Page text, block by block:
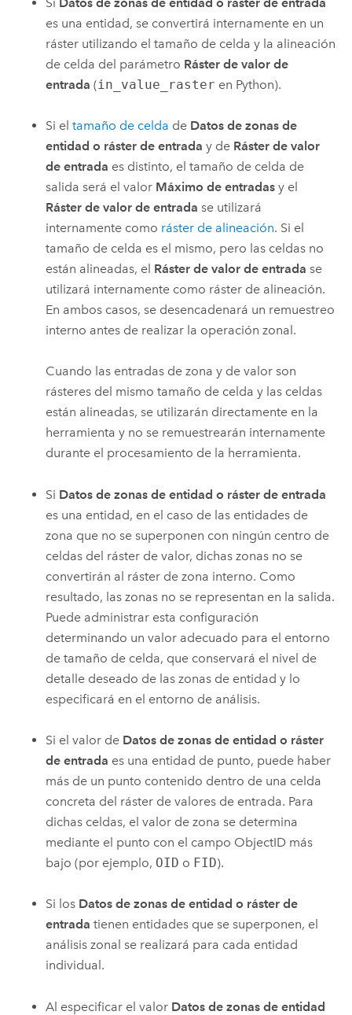
es una entidad, se convertirá internamente en un
ráster utilizando el tamaño de celda y la alineación
de celda del parámetro Ráster de valor de
entrada (in_value_raster en Python).
Si eltamaño de celda de Datos de zonas de
entidad o ráster de entrada y de Ráster de valor
de entrada es distinto, el tamaño de celda de
salida será el valor Máximo de entradas y el
Ráster de valor de entrada se utilizará
internamente como ráster de alineación. Si el
tamaño de celda es el mismo, pero las celdas no
están alineadas, el Ráster de valor de entrada se
utilizará internamente como ráster de alineación.
En ambos casos, se desencadenará un remuestreo
interno antes de realizar la operación zonal.
Cuando las entradas de zona y de valor son
rásteres del mismo tamaño de celda y las celdas
están alineadas, se utilizarán directamente en la
herramienta y no se remuestrearán internamente
durante el procesamiento de la herramienta.
Si Datos de zonas de entidad o ráster de entrada
es una entidad, en el caso de las entidades de
zona que no se superponen con ningún centro de
celdas del ráster de valor, dichas zonas no se
convertirán al ráster de zona interno. Como
resultado, las zonas no se representan en la salida.
Puede administrar esta configuración
determinando un valor adecuado para el entorno
de tamaño de celda, que conservará el nivel de
detalle deseado de las zonas de entidad y lo
especificará en el entorno de análisis.
Si el valor de Datos de zonas de entidad o ráster
de entrada es una entidad de punto, puede haber
más de un punto contenido dentro de una celda
concreta del ráster de valores de entrada. Para
dichas celdas, el valor de zona se determina
mediante el punto con el campo ObjectID más
bajo (por ejemplo, OID o FID).
Si los Datos de zonas de entidad o ráster de
entrada tienen entidades que se superponen, el
análisis zonal se realizará para cada entidad
individual.
Al especificar el valor Datos de zonas de entidad